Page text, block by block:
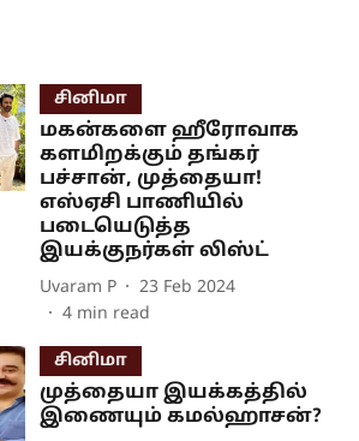
சினிமா
மகன்களை ஹீரோவாக
களமிறக்கும் தங்கர்
பச்சான், முத்தையா!
எஸ்ஏசி பாணியில்
படையெடுத்த
இயக்குநர்கள் லிஸ்ட்
Uvaram P
23 Feb 2024
4 min read
சினிமா
முத்தையா இயக்கத்தில்
இணையும் கமல்ஹாசன்?